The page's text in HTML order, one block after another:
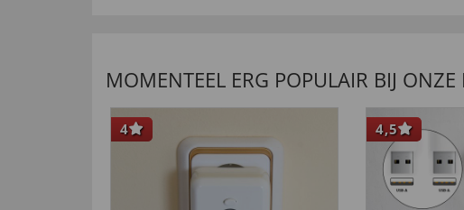
MOMENTEEL ERG POPULAIR BIJ ONZE
4 4,5